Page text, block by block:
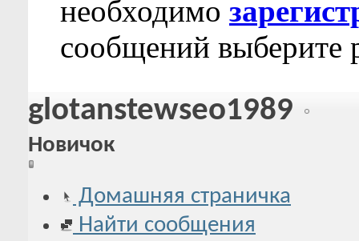
необходимо
сообщений выберите
glotanstewseo1989
Новичок
Домашняя страничка
Найти сообщения